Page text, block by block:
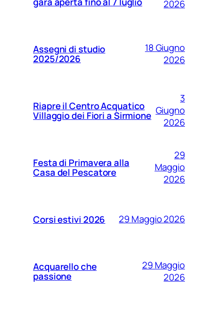
2026
Assegni di studio
2025/2026
18 Giugno
2026
Riapre il Centro Acquatico
Villaggio dei Fiori a Sirmione
3
Giugno
2026
Festa di Primavera alla
Casa del Pescatore
29
Maggio
2026
Corsi estivi 2026 29 Maggio 2026
Acquarello che
passione
29 Maggio
2026